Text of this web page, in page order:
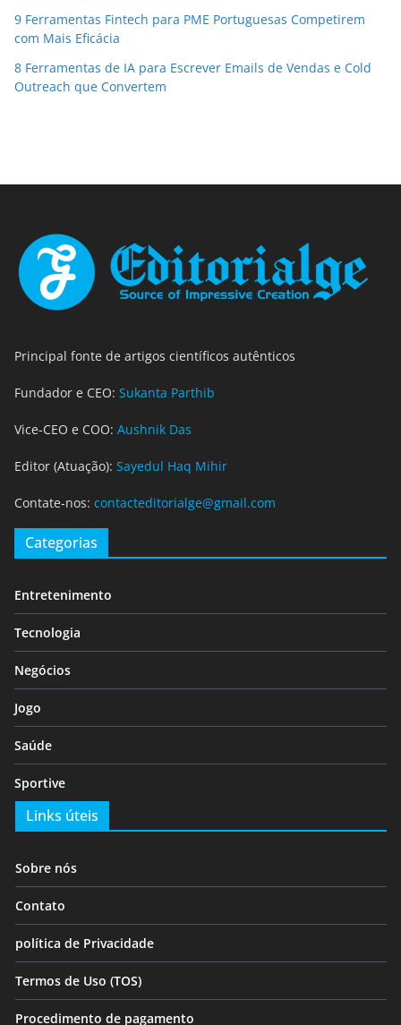
9 Ferramentas Fintech para PME Portuguesas Competirem
com Mais Eficácia
8 Ferramentas de IA para Escrever Emails de Vendas e Cold
Outreach que Convertem
Principal fonte de artigos científicos autênticos
Fundador e CEO: Sukanta Parthib
Vice-CEO e COO: Aushnik Das
Editor (Atuação): Sayedul Haq Mihir
Contate-nos: contacteditorialge@gmail.com
Categorias
Entretenimento
Tecnologia
Negócios
Jogo
Saúde
Sportive
Links úteis
Sobre nós
Contato
política de Privacidade
Termos de Uso (TOS)
Procedimento de pagamento